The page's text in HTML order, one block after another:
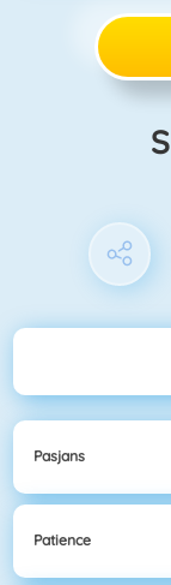
Pasjans
Patience